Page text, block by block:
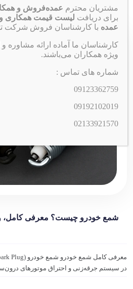
موتور خودرو است. این مایع معمولاً بر پایه
گلیکول (Ethylene Glycol) یا […]
شمع خودرو چیست؟ معرفی کامل،
در سیستم جرقه‌زنی و احتراق موتورهای
کوچک اما حیاتی، روشن شدن موتور و حرکت
مشتریان محترم عمده‌فروش و
برای دریافت لیست قیمت همکاری و
عمده با کارشناسان فروش شرکت
کارشناسان ما آماده ارائه مشاوره
ویژه همکاران می‌باشند.
شماره های تماس :
09123362759
09192102019
02133921570